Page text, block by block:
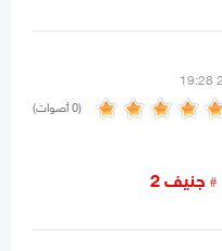
(0 أصوات)
جنيف 2